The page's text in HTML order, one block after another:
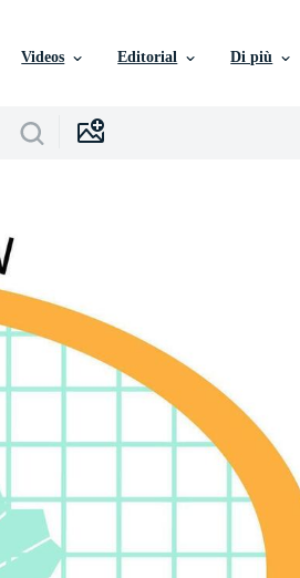
Videos Editorial Di più